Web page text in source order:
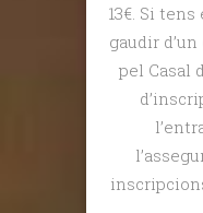
13€. Si
gaudir
pel Casal